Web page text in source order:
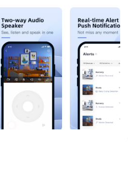
ยการและการซิงค์ คุณสามารถ
บัญชีหลายรายการบนพีซีของคุณได้
ให้การแบ่งปันรูปภาพ วิดีโอ และ
เรียกใช้บนพีซีของคุณ เพลิดเพลิน
ละคุณภาพความคมชัดสูงของ
รับเฉพาะกล้อง YI Smart